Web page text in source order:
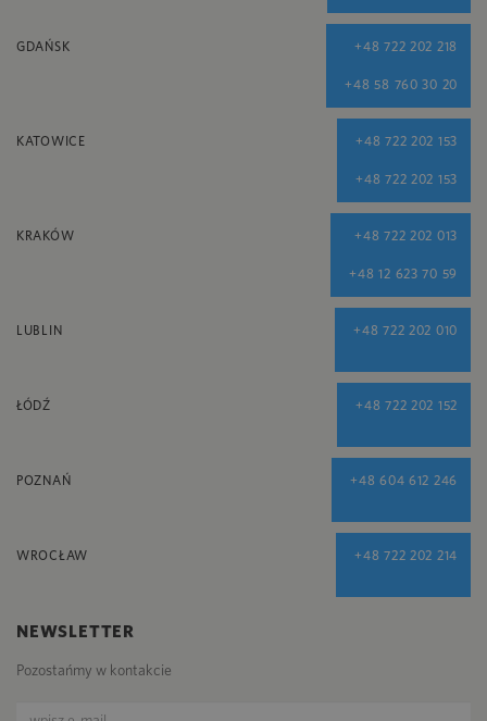
GDAŃSK +48 722 202 218
+48 58 760 30 20
KATOWICE +48 722 202 153
+48 722 202 153
KRAKÓW +48 722 202 013
+48 12 623 70 59
LUBLIN +48 722 202 010
ŁÓDŹ +48 722 202 152
POZNAŃ +48 604 612 246
WROCŁAW +48 722 202 214
NEWSLETTER
Pozostańmy w kontakcie